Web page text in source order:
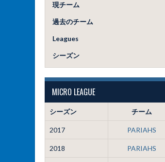
現チーム
過去のチーム
Leagues
シーズン
MICRO LEAGUE
シーズン チーム
2017 PARIAHS
2018 PARIAHS